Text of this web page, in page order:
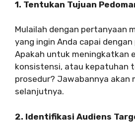
1. Tentukan Tujuan
Mulailah dengan pertanyaan
yang ingin Anda capai
Apakah untuk meningkatkan
konsistensi, atau kepatuhan
prosedur? Jawabannya akan
selanjutnya.
2. Identifikasi Audiens